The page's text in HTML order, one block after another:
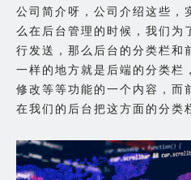
公司简介呀，公司介绍这些，
么在后台管理的时候，我们为
行发送，那么后台的分类栏和
一样的地方就是后端的分类栏
修改等等功能的一个内容，而
在我们的后台把这方面的分类